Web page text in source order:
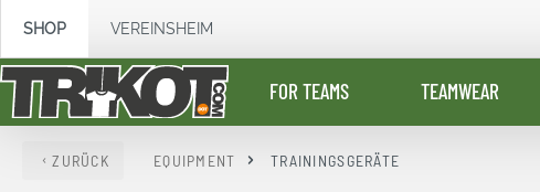
Zur Hauptnavigation springen
SHOP VEREINSHEIM
FOR TEAMS TEAMWEAR
ZURÜCK EQUIPMENT TRAININGSGERÄTE